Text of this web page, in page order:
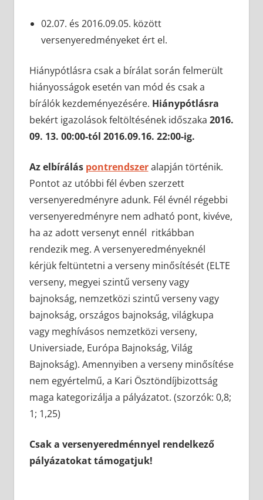
02.07. és 2016.09.05. között
versenyeredményeket ért el.
Hiánypótlásra csak a bírálat során felmerült
hiányosságok esetén van mód és csak a
bírálók kezdeményezésére. Hiánypótlásra
bekért igazolások feltöltésének időszaka 2016.
09. 13. 00:00-tól 2016.09.16. 22:00-ig.
Az elbírálás pontrendszer alapján történik.
Pontot az utóbbi fél évben szerzett
versenyeredményre adunk. Fél évnél régebbi
versenyeredményre nem adható pont, kivéve,
ha az adott versenyt ennél ritkábban
rendezik meg. A versenyeredményeknél
kérjük feltüntetni a verseny minősítését (ELTE
verseny, megyei szintű verseny vagy
bajnokság, nemzetközi szintű verseny vagy
bajnokság, országos bajnokság, világkupa
vagy meghívásos nemzetközi verseny,
Universiade, Európa Bajnokság, Világ
Bajnokság). Amennyiben a verseny minősítése
nem egyértelmű, a Kari Ösztöndíjbizottság
maga kategorizálja a pályázatot. (szorzók: 0,8;
1; 1,25)
Csak a versenyeredménnyel rendelkező
pályázatokat támogatjuk!